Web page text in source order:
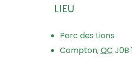
LIEU
Parc des Lions
Compton,QC J0B